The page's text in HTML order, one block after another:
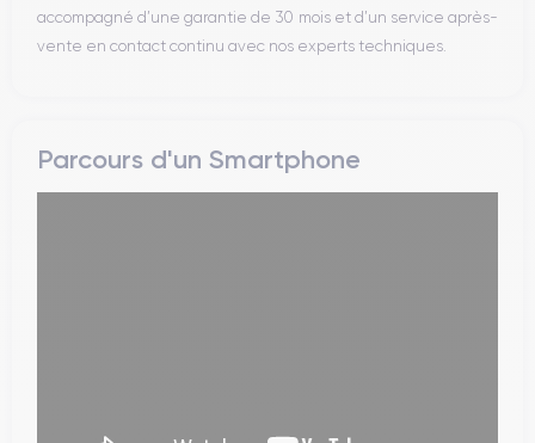
accompagné d’une garantie de 30 mois et d’un service après-
vente en contact continu avec nos experts techniques.
Parcours d'un Smartphone